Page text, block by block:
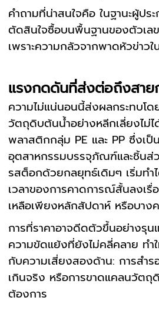
คำถามที่น่าสนใจคือ ในฐานะผู้ปร
ตัดสินใจซื้อบนพื้นฐานของตัวเล
เพราะความกลัวจากพาดหัวข่าว
แรงกดดันที่ส่งต่อถึงสาย
ความไม่แน่นอนนี้ส่งผลกระทบโ
วัตถุดิบต้นน้ำอย่างหลีกเลี่ยงไม่ไ
พลาสติกกลุ่ม PE และ PP ซึ่งเป็
อุตสาหกรรมบรรจุภัณฑ์และชิ้นส่
รสต็อกด้วยกลยุทธ์เดิมๆ เริ่มทำ
เวลาของการคาดการณ์สั้นลงเรื่
เหลือเพียงหลักสัปดาห์ หรือบาง
การที่ราคาอาจดีดตัวขึ้นอย่างรุ
ความขัดแย้งที่ยังไม่คลี่คลาย ท
กับความเสี่ยงสองด้าน: การสำร
เกินจริง หรือการขาดแคลนวัตถุ
ต้องการ